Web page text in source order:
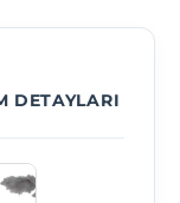
DETAYLARI